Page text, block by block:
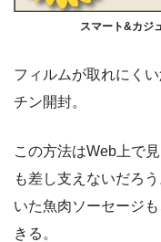
スマート&カジ
フィルムが取れにく
チン開封。
この方法はWeb上で
も差し支えないだろ
いた魚肉ソーセージ
きる。